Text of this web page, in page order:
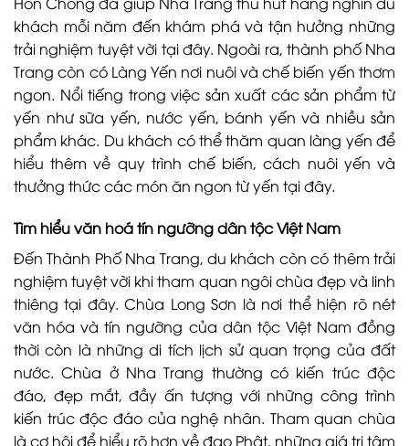
khách mỗi năm đến khám phá và tận hưởng những
trải nghiệm tuyệt vời tại đây. Ngoài ra, thành phố Nha
Trang còn có Làng Yến nơi nuôi và chế biến yến thơm
ngon. Nổi tiếng trong việc sản xuất các sản phẩm từ
yến như sữa yến, nước yến, bánh yến và nhiều sản
phẩm khác. Du khách có thể thăm quan làng yến để
hiểu thêm về quy trình chế biến, cách nuôi yến và
thưởng thức các món ăn ngon từ yến tại đây.
Tìm hiểu văn hoá tín ngưỡng dân tộc Việt Nam
Đến Thành Phố Nha Trang, du khách còn có thêm trải
nghiệm tuyệt vời khi tham quan ngôi chùa đẹp và linh
thiêng tại đây. Chùa Long Sơn là nơi thể hiện rõ nét
văn hóa và tín ngưỡng của dân tộc Việt Nam đồng
thời còn là những di tích lịch sử quan trọng của đất
nước. Chùa ở Nha Trang thường có kiến trúc độc
đáo, đẹp mắt, đầy ấn tượng với những công trình
kiến trúc độc đáo của nghệ nhân. Tham quan chùa
là cơ hội để hiểu rõ hơn về đạo Phật, những giá trị tâm